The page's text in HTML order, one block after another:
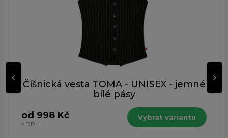
Číšnická vesta TOMA - UNISEX - jemné
bílé pásy
od 998 Kč
s DPH
Vybrat variantu